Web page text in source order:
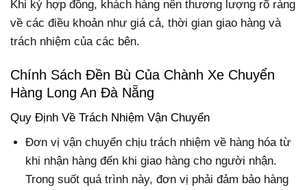
Khi ký hợp đồng, khách hàng nên thương lượng rõ ràng
về các điều khoản như giá cả, thời gian giao hàng và
trách nhiệm của các bên.
Chính Sách Đền Bù Của Chành Xe Chuyển
Hàng Long An Đà Nẵng
Quy Định Về Trách Nhiệm Vận Chuyển
Đơn vị vận chuyển chịu trách nhiệm về hàng hóa từ
khi nhận hàng đến khi giao hàng cho người nhận.
Trong suốt quá trình này, đơn vị phải đảm bảo hàng